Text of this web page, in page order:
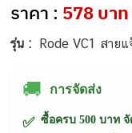
ราคา : 578 บาท
รุ่น : Rode VC1 สายแ
🚚 การจัดส่ง
✅ ซื้อครบ 500 บาท